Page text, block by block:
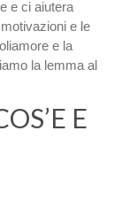
e ci aiutera
e le
e la
la lemma al
E